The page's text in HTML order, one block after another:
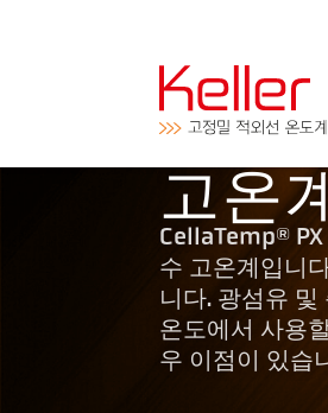
고온
CellaTemp®
수 고온계입니
니다. 광섬유
온도에서 사용
우 이점이 있습